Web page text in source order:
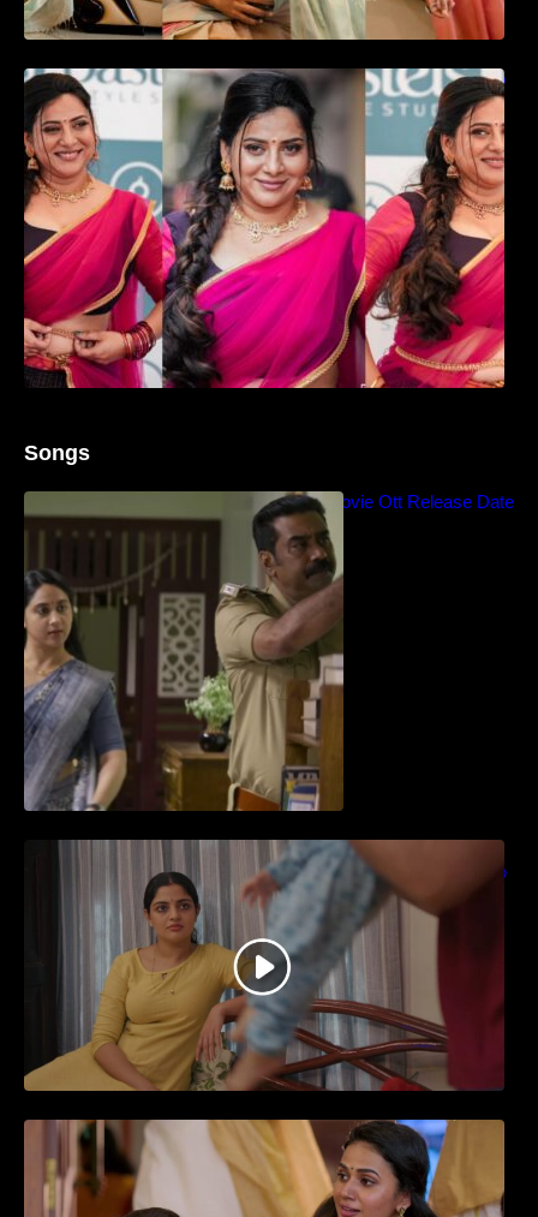
ഉദ്ഘാടന വേദിയിൽ ആരാധരെ മയക്കുന്ന
തകർപ്പൻ ഡൻസുമായി അന്ന രാജൻ..
Songs
Blockbuster Thalavan Movie Ott Release Date
– Video Song Release
തിയേറ്ററിൽ വൻ വിജയമായി മുന്നേറിയ
ഗുരുവായൂർ അംബലനടയിൽ… വീഡിയോ
സോങ്ങ്..
ജനപ്രിയ നടൻ ദിലീപ് നയകമായി
എത്തുന്ന പവി കെയർ ടേക്കർ.. വീഡിയോ
സോംഗ്…